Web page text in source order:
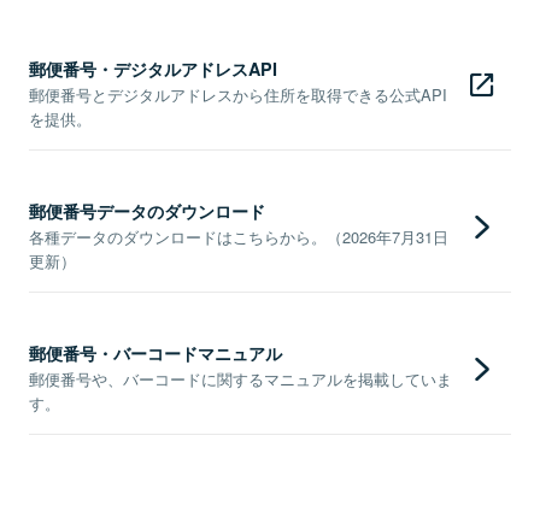
郵便番号・デジタルアドレスAPI
郵便番号とデジタルアドレスから住所を取得できる公式API
を提供。
郵便番号データのダウンロード
各種データのダウンロードはこちらから。（2026年7月31日
更新）
郵便番号・バーコードマニュアル
郵便番号や、バーコードに関するマニュアルを掲載していま
す。